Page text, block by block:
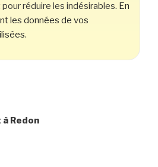
réduire les indésirables. En
les données de vos
.
Redon